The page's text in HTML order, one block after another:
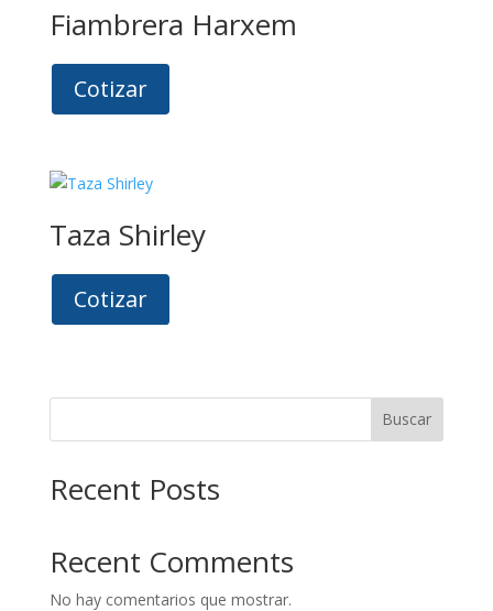
Fiambrera Harxem
Cotizar
Taza Shirley
Cotizar
Buscar
Recent Posts
Recent Comments
No hay comentarios que mostrar.